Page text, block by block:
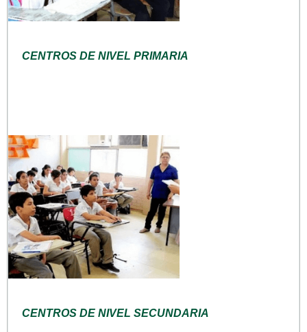
CENTROS DE NIVEL PRIMARIA
CENTROS DE NIVEL SECUNDARIA